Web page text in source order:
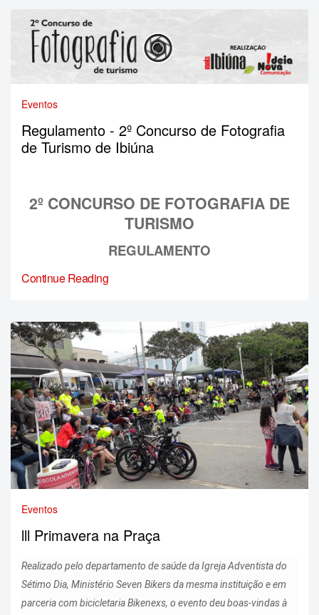
Eventos
Regulamento - 2º Concurso de Fotografia
de Turismo de Ibiúna
2º CONCURSO DE FOTOGRAFIA DE
TURISMO
REGULAMENTO
Continue Reading
Eventos
lll Primavera na Praça
Realizado pelo departamento de saúde da Igreja Adventista do
Sétimo Dia, Ministério Seven Bikers da mesma instituição e em
parceria com bicicletaria Bikenexs, o evento deu boas-vindas à